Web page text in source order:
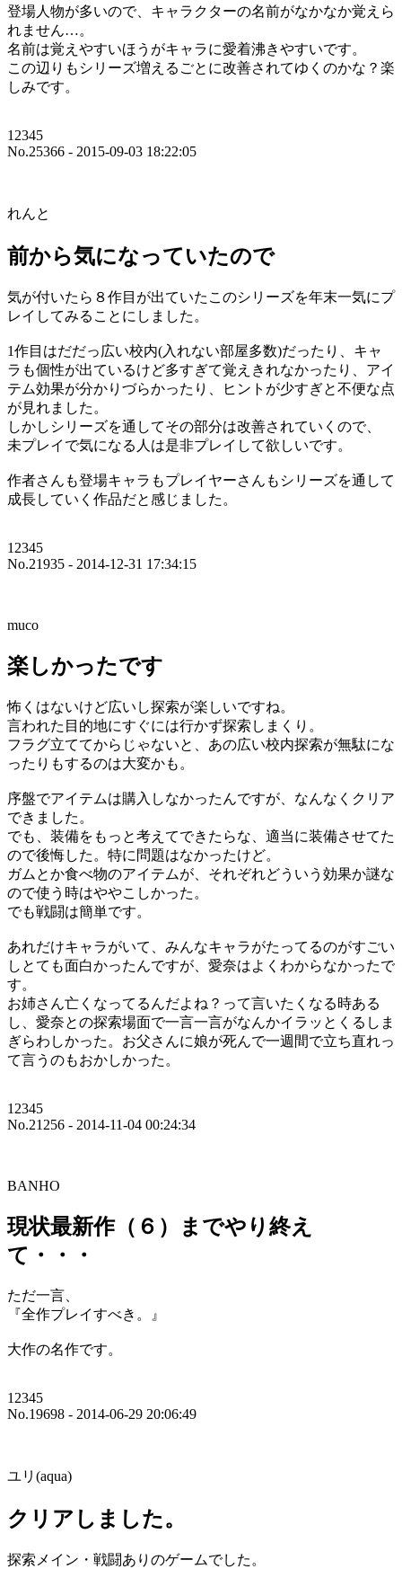
登場人物が多いので、キャラクターの名前がなかなか覚えら
れません…。
名前は覚えやすいほうがキャラに愛着沸きやすいです。
この辺りもシリーズ増えるごとに改善されてゆくのかな？楽
しみです。
12345
No.25366 - 2015-09-03 18:22:05
れんと
前から気になっていたので
気が付いたら８作目が出ていたこのシリーズを年末一気にプ
レイしてみることにしました。
1作目はだだっ広い校内(入れない部屋多数)だったり、キャ
ラも個性が出ているけど多すぎて覚えきれなかったり、アイ
テム効果が分かりづらかったり、ヒントが少すぎと不便な点
が見れました。
しかしシリーズを通してその部分は改善されていくので、
未プレイで気になる人は是非プレイして欲しいです。
作者さんも登場キャラもプレイヤーさんもシリーズを通して
成長していく作品だと感じました。
12345
No.21935 - 2014-12-31 17:34:15
muco
楽しかったです
怖くはないけど広いし探索が楽しいですね。
言われた目的地にすぐには行かず探索しまくり。
フラグ立ててからじゃないと、あの広い校内探索が無駄にな
ったりもするのは大変かも。
序盤でアイテムは購入しなかったんですが、なんなくクリア
できました。
でも、装備をもっと考えてできたらな、適当に装備させてた
ので後悔した。特に問題はなかったけど。
ガムとか食べ物のアイテムが、それぞれどういう効果か謎な
ので使う時はややこしかった。
でも戦闘は簡単です。
あれだけキャラがいて、みんなキャラがたってるのがすごい
しとても面白かったんですが、愛奈はよくわからなかったで
す。
お姉さん亡くなってるんだよね？って言いたくなる時ある
し、愛奈との探索場面で一言一言がなんかイラッとくるしま
ぎらわしかった。お父さんに娘が死んで一週間で立ち直れっ
て言うのもおかしかった。
12345
No.21256 - 2014-11-04 00:24:34
BANHO
現状最新作（６）までやり終え
て・・・
ただ一言、
『全作プレイすべき。』
大作の名作です。
12345
No.19698 - 2014-06-29 20:06:49
ユリ(aqua)
クリアしました。
探索メイン・戦闘ありのゲームでした。